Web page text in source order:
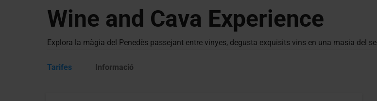
Wine and Cava Experience
Explora la màgia del Penedès passejant entre vinyes, degusta exquisits vins en una masia del
Tarifes Informació